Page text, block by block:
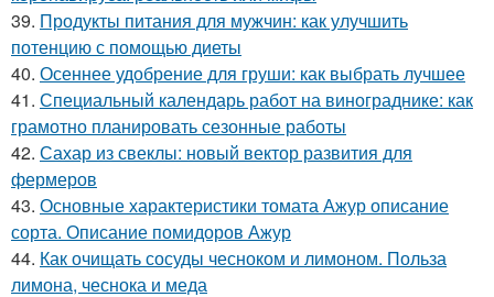
39. Продукты питания для мужчин: как улучшить
потенцию с помощью диеты
40. Осеннее удобрение для груши: как выбрать лучшее
41. Специальный календарь работ на винограднике: как
грамотно планировать сезонные работы
42. Сахар из свеклы: новый вектор развития для
фермеров
43. Основные характеристики томата Ажур описание
сорта. Описание помидоров Ажур
44. Как очищать сосуды чесноком и лимоном. Польза
лимона, чеснока и меда